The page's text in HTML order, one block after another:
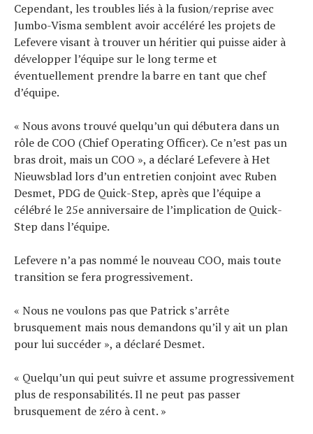
Cependant, les troubles liés à la fusion/reprise avec
Jumbo-Visma semblent avoir accéléré les projets de
Lefevere visant à trouver un héritier qui puisse aider à
développer l’équipe sur le long terme et
éventuellement prendre la barre en tant que chef
d’équipe.
« Nous avons trouvé quelqu’un qui débutera dans un
rôle de COO (Chief Operating Officer). Ce n’est pas un
bras droit, mais un COO », a déclaré Lefevere à Het
Nieuwsblad lors d’un entretien conjoint avec Ruben
Desmet, PDG de Quick-Step, après que l’équipe a
célébré le 25e anniversaire de l’implication de Quick-
Step dans l’équipe.
Lefevere n’a pas nommé le nouveau COO, mais toute
transition se fera progressivement.
« Nous ne voulons pas que Patrick s’arrête
brusquement mais nous demandons qu’il y ait un plan
pour lui succéder », a déclaré Desmet.
« Quelqu’un qui peut suivre et assume progressivement
plus de responsabilités. Il ne peut pas passer
brusquement de zéro à cent. »